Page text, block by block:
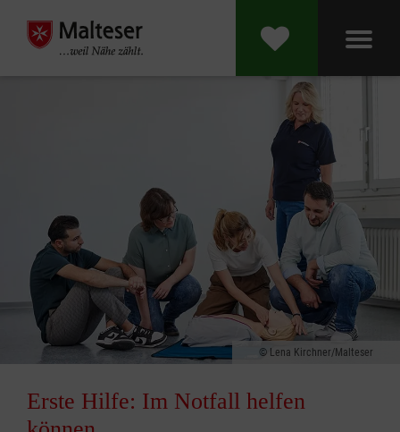
Lena Kirchner/Malteser
Erste Hilfe: Im Notfall helfen